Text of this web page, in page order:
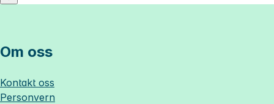
Om oss
Kontakt oss
Personvern